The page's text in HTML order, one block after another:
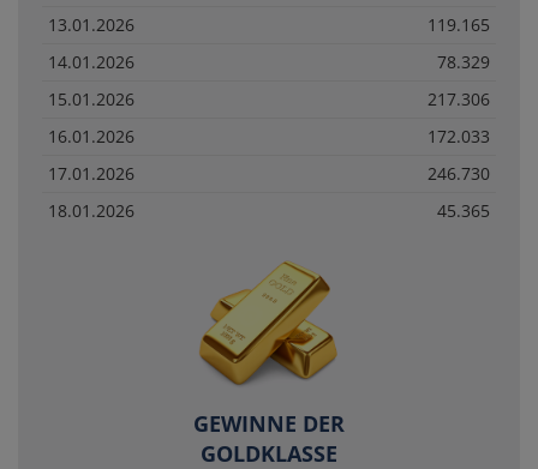
13.01.2026
119.165
14.01.2026
78.329
15.01.2026
217.306
16.01.2026
172.033
17.01.2026
246.730
18.01.2026
45.365
GEWINNE DER
GOLDKLASSE